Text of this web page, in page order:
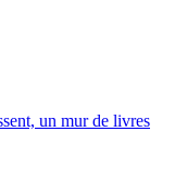
un mur de livres